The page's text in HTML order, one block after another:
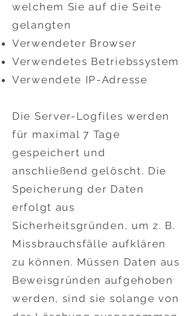
welchem Sie auf die Seite
gelangten
Verwendeter Browser
Verwendetes Betriebssystem
Verwendete IP-Adresse
Die Server-Logfiles werden
für maximal 7 Tage
gespeichert und
anschließend gelöscht. Die
Speicherung der Daten
erfolgt aus
Sicherheitsgründen, um z. B.
Missbrauchsfälle aufklären
zu können. Müssen Daten aus
Beweisgründen aufgehoben
werden, sind sie solange von